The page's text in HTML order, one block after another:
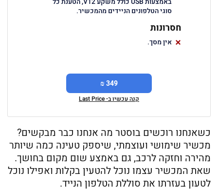
סוגי הטלפונים הניידים מהמכשיר.
חסרונות
אין מסך.
349 ₪
קנה עכשיו ב- Last Price
כשאנחנו רוכשים בוסטר מה אנחנו כבר מבקשים?
מכשיר שימושי ועוצמתי, שיספק טעינה כמה שיותר
מהירה וחזקה לרכב, גם באמצע שום מקום בחושך.
שאת המכשיר עצמו נוכל להטעין בקלות ואפילו נוכל
לטעון בעזרתו את סוללת הטלפון הנייד.